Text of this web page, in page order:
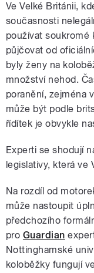
Ve Velké Británii,
současnosti
používat soukromé
půjčovat od
byly ženy na
množství nehod.
poranění, zejména
může být podle
řídítek je obvykle
Experti se shodují
legislativy, která ve
Na rozdíl od
může nastoupit
předchozího
pro Guardian
Nottinghamské
koloběžky fungují